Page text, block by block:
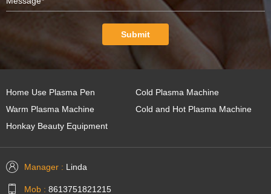
Submit
Home Use Plasma Pen
Cold Plasma Machine
Warm Plasma Machine
Cold and Hot Plasma Machine
Honkay Beauty Equipment
Manager : Linda
Mob : 8613751821215